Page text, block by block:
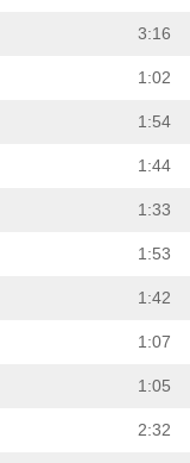
3:16
1:02
1:54
1:44
1:33
1:53
1:42
1:07
1:05
2:32